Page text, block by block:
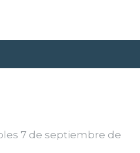
7 de septiembre de